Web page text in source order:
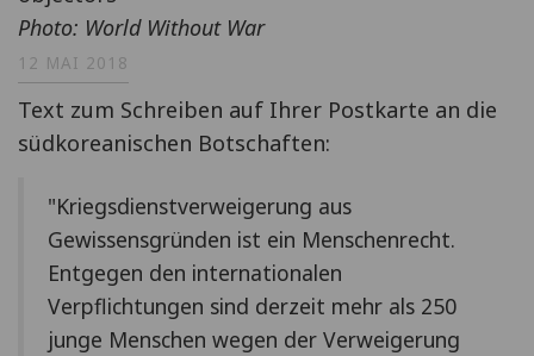
Photo: World Without War
12 MAI 2018
Text zum Schreiben auf Ihrer Postkarte an die
südkoreanischen Botschaften:
"Kriegsdienstverweigerung aus
Gewissensgründen ist ein Menschenrecht.
Entgegen den internationalen
Verpflichtungen sind derzeit mehr als 250
junge Menschen wegen der Verweigerung